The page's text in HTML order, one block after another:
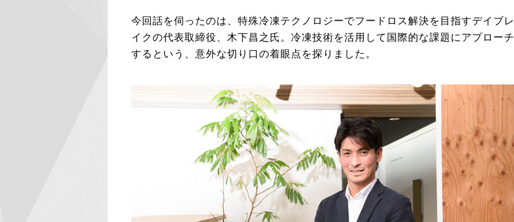
今回話を伺ったのは、特殊冷凍テクノロジーでフードロス解決を目指すデイブレ
イクの代表取締役、木下昌之氏。冷凍技術を活用して国際的な課題にアプローチ
するという、意外な切り口の着眼点を探りました。